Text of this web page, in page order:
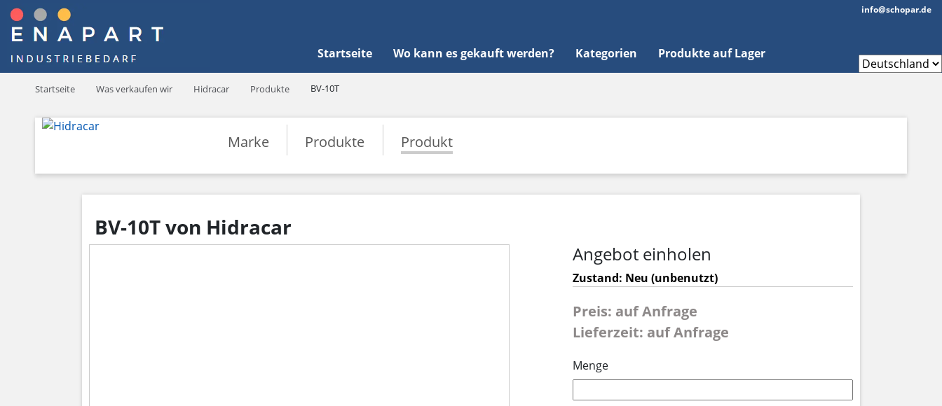
Startseite Wo kann es gekauft werden? Kategorien Produkte auf Lager
info@schopar.de
Startseite Was verkaufen wir Hidracar Produkte BV-10T
Marke Produkte Produkt
BV-10T von Hidracar
Angebot einholen
Zustand: Neu (unbenutzt)
Preis: auf Anfrage
Lieferzeit: auf Anfrage
Menge